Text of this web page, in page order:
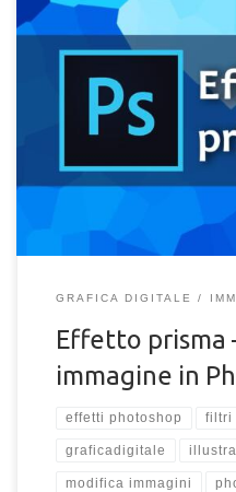
Hai sempre amato l’effetto
immagini? Impara a crearlo
questo articolo descriverò
per ottenere delle grafiche
Photoshop. “Cristallizza”
tipo “prismatico“, ovvero
una selezione in un misto di
simile […]
GRAFICA DIGITALE
Effetto prisma
immagine in
effetti photoshop filtri
graficadigitale
modifica immagini